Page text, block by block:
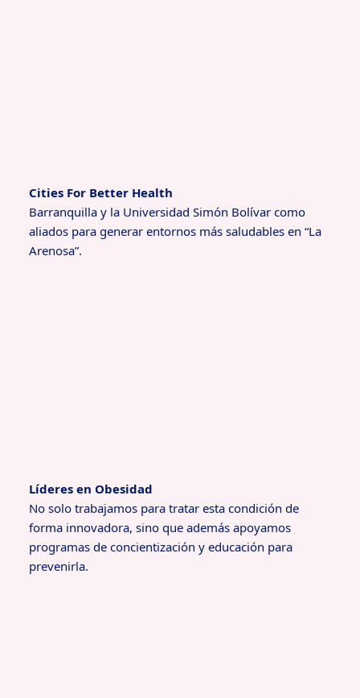
Cities For Better Health
Barranquilla y la Universidad Simón Bolívar como
aliados para generar entornos más saludables en “La
Arenosa”.
Líderes en Obesidad
No solo trabajamos para tratar esta condición de
forma innovadora, sino que además apoyamos
programas de concientización y educación para
prevenirla.